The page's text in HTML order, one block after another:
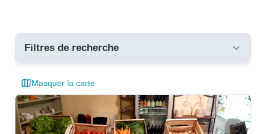
Filtres de recherche
Toutes les communes
Masquer la carte